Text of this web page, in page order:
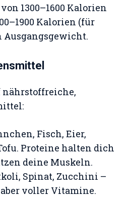
1300–1600 Kalorien
Kalorien (für
Ausgangsgewicht.
nährstoffreiche,
Fisch, Eier,
Proteine halten dich
deine Muskeln.
Spinat, Zucchini –
voller Vitamine.